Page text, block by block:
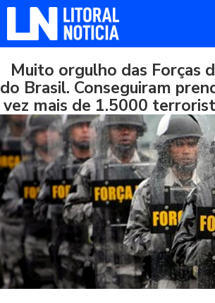
Muito orgulho das Forças
do Brasil. Conseguiram
vez mais de 1.5000